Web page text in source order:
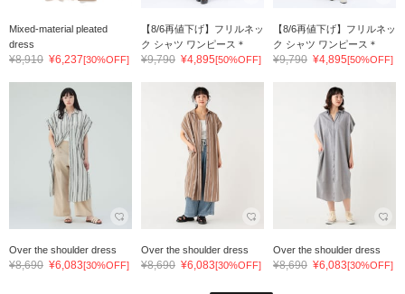
Mixed-material pleated
dress
¥8,910 ¥6,237[30%OFF]
【8/6再値下げ】フリルネッ
ク シャツ ワンピース＊
¥9,790 ¥4,895[50%OFF]
【8/6再値下げ】フリルネッ
ク シャツ ワンピース＊
¥9,790 ¥4,895[50%OFF]
Over the shoulder dress
¥8,690 ¥6,083[30%OFF]
Over the shoulder dress
¥8,690 ¥6,083[30%OFF]
Over the shoulder dress
¥8,690 ¥6,083[30%OFF]